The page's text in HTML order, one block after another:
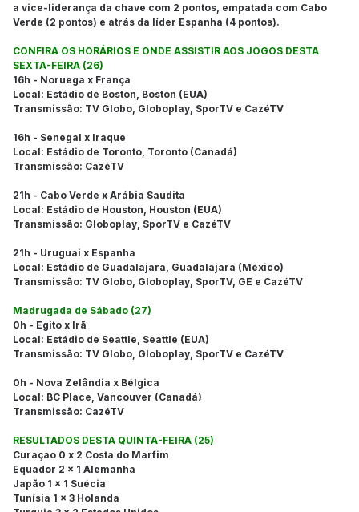
a vice-liderança da chave com 2 pontos, empatada com Cabo
Verde (2 pontos) e atrás da líder Espanha (4 pontos).
CONFIRA OS HORÁRIOS E ONDE ASSISTIR AOS JOGOS DESTA
SEXTA-FEIRA (26)
16h - Noruega x França
Local: Estádio de Boston, Boston (EUA)
Transmissão: TV Globo, Globoplay, SporTV e CazéTV
16h - Senegal x Iraque
Local: Estádio de Toronto, Toronto (Canadá)
Transmissão: CazéTV
21h - Cabo Verde x Arábia Saudita
Local: Estádio de Houston, Houston (EUA)
Transmissão: Globoplay, SporTV e CazéTV
21h - Uruguai x Espanha
Local: Estádio de Guadalajara, Guadalajara (México)
Transmissão: TV Globo, Globoplay, SporTV, GE e CazéTV
Madrugada de Sábado (27)
0h - Egito x Irã
Local: Estádio de Seattle, Seattle (EUA)
Transmissão: TV Globo, Globoplay, SporTV e CazéTV
0h - Nova Zelândia x Bélgica
Local: BC Place, Vancouver (Canadá)
Transmissão: CazéTV
RESULTADOS DESTA QUINTA-FEIRA (25)
Curaçao 0 x 2 Costa do Marfim
Equador 2 x 1 Alemanha
Japão 1 x 1 Suécia
Tunísia 1 x 3 Holanda